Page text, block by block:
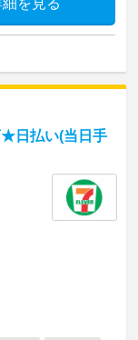
細を見る
★日払い(当日手